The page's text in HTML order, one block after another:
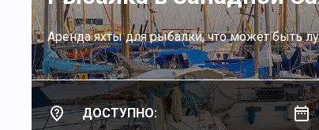
Аренда яхты для рыбалки, что может быть
ДОСТУПНО: